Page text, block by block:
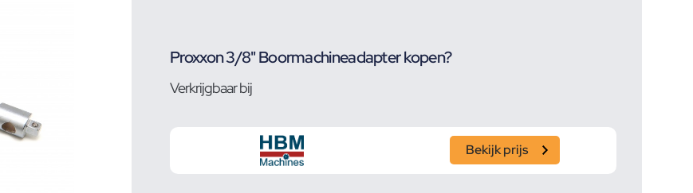
Proxxon 3/8" Boormachineadapter kopen?
Verkrijgbaar bij
Bekijk prijs